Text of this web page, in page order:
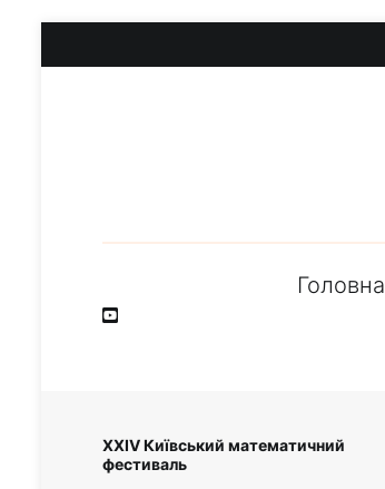
Головна
XXIV Київський математичний
фестиваль